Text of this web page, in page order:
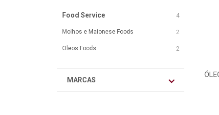
Food Service 4
Molhos e Maionese Foods 2
Oleos Foods 2
MARCAS